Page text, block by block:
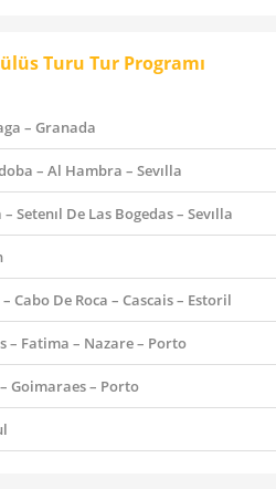
Turu Tur Programı
– Granada
– Al Hambra – Sevılla
Setenıl De Las Bogedas – Sevılla
Cabo De Roca – Cascais – Estoril
– Fatima – Nazare – Porto
Goimaraes – Porto